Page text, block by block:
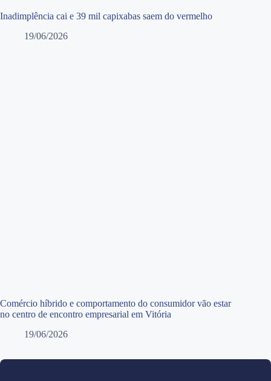
Inadimplência cai e 39 mil capixabas saem do vermelho
19/06/2026
Comércio híbrido e comportamento do consumidor vão estar
no centro de encontro empresarial em Vitória
19/06/2026